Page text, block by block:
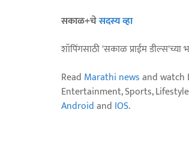
सकाळ+चेसदस्य व्हा
शॉपिंगसाठी 'सकाळ प्राईम डील्स'च्या
Read Marathi newsand watch
Entertainment, Sports,
Androidand IOS.